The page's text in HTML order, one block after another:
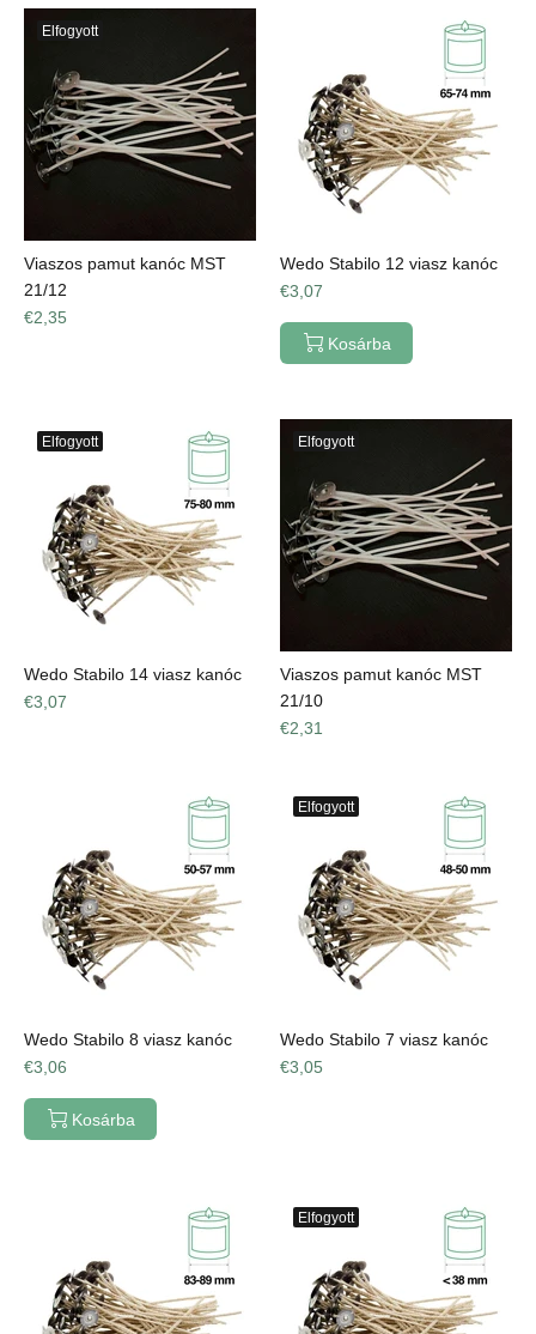
Elfogyott
Viaszos pamut kanóc MST
21/12
€2,35
Wedo Stabilo 12 viasz kanóc
€3,07
Kosárba
Elfogyott
Wedo Stabilo 14 viasz kanóc
€3,07
Elfogyott
Viaszos pamut kanóc MST
21/10
€2,31
Wedo Stabilo 8 viasz kanóc
€3,06
Kosárba
Elfogyott
Wedo Stabilo 7 viasz kanóc
€3,05
Elfogyott